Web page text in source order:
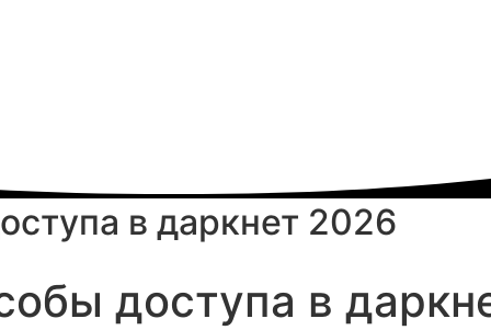
в даркнет 2026
доступа в